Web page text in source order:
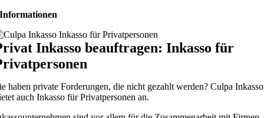
Informationen
Inkasso beauftragen: Inkasso für
haben private Forderungen, die nicht gezahlt werden? Culpa Inkasso
auch Inkasso für Privatpersonen an.